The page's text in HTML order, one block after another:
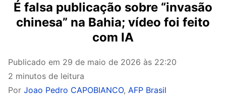
É falsa publicação sobre “invasão
chinesa” na Bahia; vídeo foi feito
com IA
Publicado em 29 de maio de 2026 às 22:20
2 minutos de leitura
Por Joao Pedro CAPOBIANCO, AFP Brasil